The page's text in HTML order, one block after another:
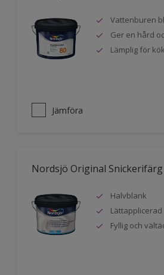
Vattenburen
Ger en hård
Lämplig för
Jämföra
Nordsjö Original
Halvblank
Lättapplicerad
Fyllig och